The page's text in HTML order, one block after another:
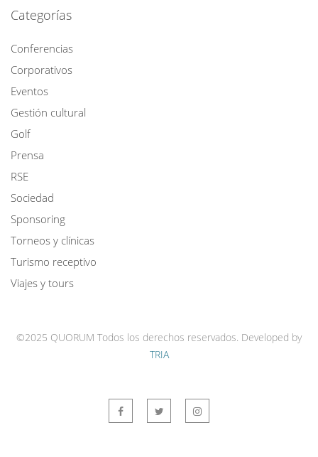
Categorías
Conferencias
Corporativos
Eventos
Gestión cultural
Golf
Prensa
RSE
Sociedad
Sponsoring
Torneos y clínicas
Turismo receptivo
Viajes y tours
©2025 QUORUM Todos los derechos reservados. Developed by
TRIA